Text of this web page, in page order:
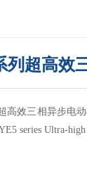
列超高效
高效三相异步电
series Ultra-high